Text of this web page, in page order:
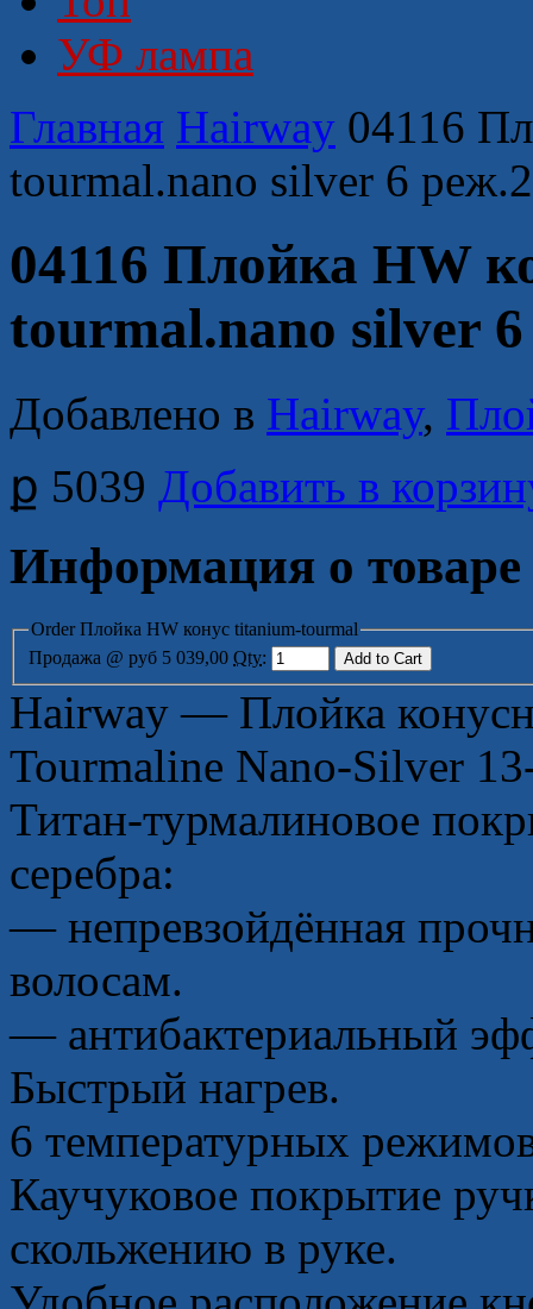
УФ лампа
Главная Hairway 04116
tourmal.nano silver 6
04116 Плойка HW
tourmal.nano silver
Добавлено в Hairway,
ք 5039 Добавить в
Информация о товаре
Order Плойка HW конус titanium-tourmal
Продажа
@ руб 5 039,00 Qty:
Hairway — Плойка
Tourmaline Nano-Silver
Титан-турмалиновое
серебра:
— непревзойдённая
волосам.
— антибактериальный
Быстрый нагрев.
6 температурных
Каучуковое покрытие
скольжению в руке.